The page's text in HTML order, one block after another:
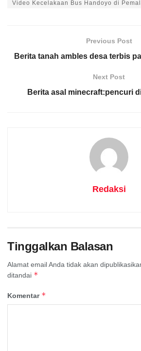
Video Kecelakaan Bus Handoyo di
Previous Post
Berita tanah ambles desa terbis
Next Post
Berita asal minecraft:pencuri
Redaksi
Tinggalkan Balasan
Alamat email Anda tidak akan
ditandai *
Komentar *